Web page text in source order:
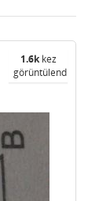
1.6kkez
görüntülendi